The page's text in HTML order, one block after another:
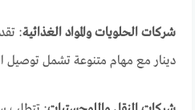
شركات الحلويات والمواد الغذائية:
دينار مع مهام متنوعة تشمل توصيل